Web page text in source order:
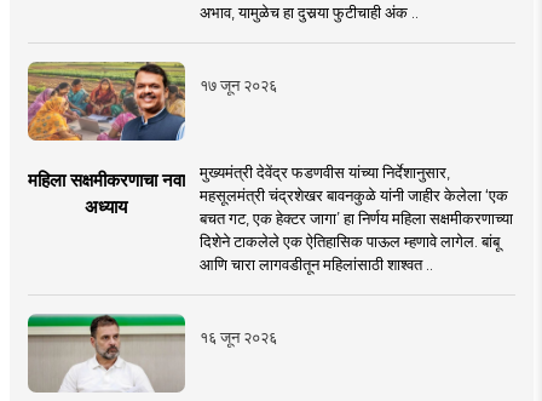
अभाव, यामुळेच हा दुसर्‍या फुटीचाही अंक ..
१७ जून २०२६
महिला सक्षमीकरणाचा नवा
अध्याय
मुख्यमंत्री देवेंद्र फडणवीस यांच्या निर्देशानुसार,
महसूलमंत्री चंद्रशेखर बावनकुळे यांनी जाहीर केलेला ‘एक
बचत गट, एक हेक्टर जागा’ हा निर्णय महिला सक्षमीकरणाच्या
दिशेने टाकलेले एक ऐतिहासिक पाऊल म्हणावे लागेल. बांबू
आणि चारा लागवडीतून महिलांसाठी शाश्वत ..
१६ जून २०२६